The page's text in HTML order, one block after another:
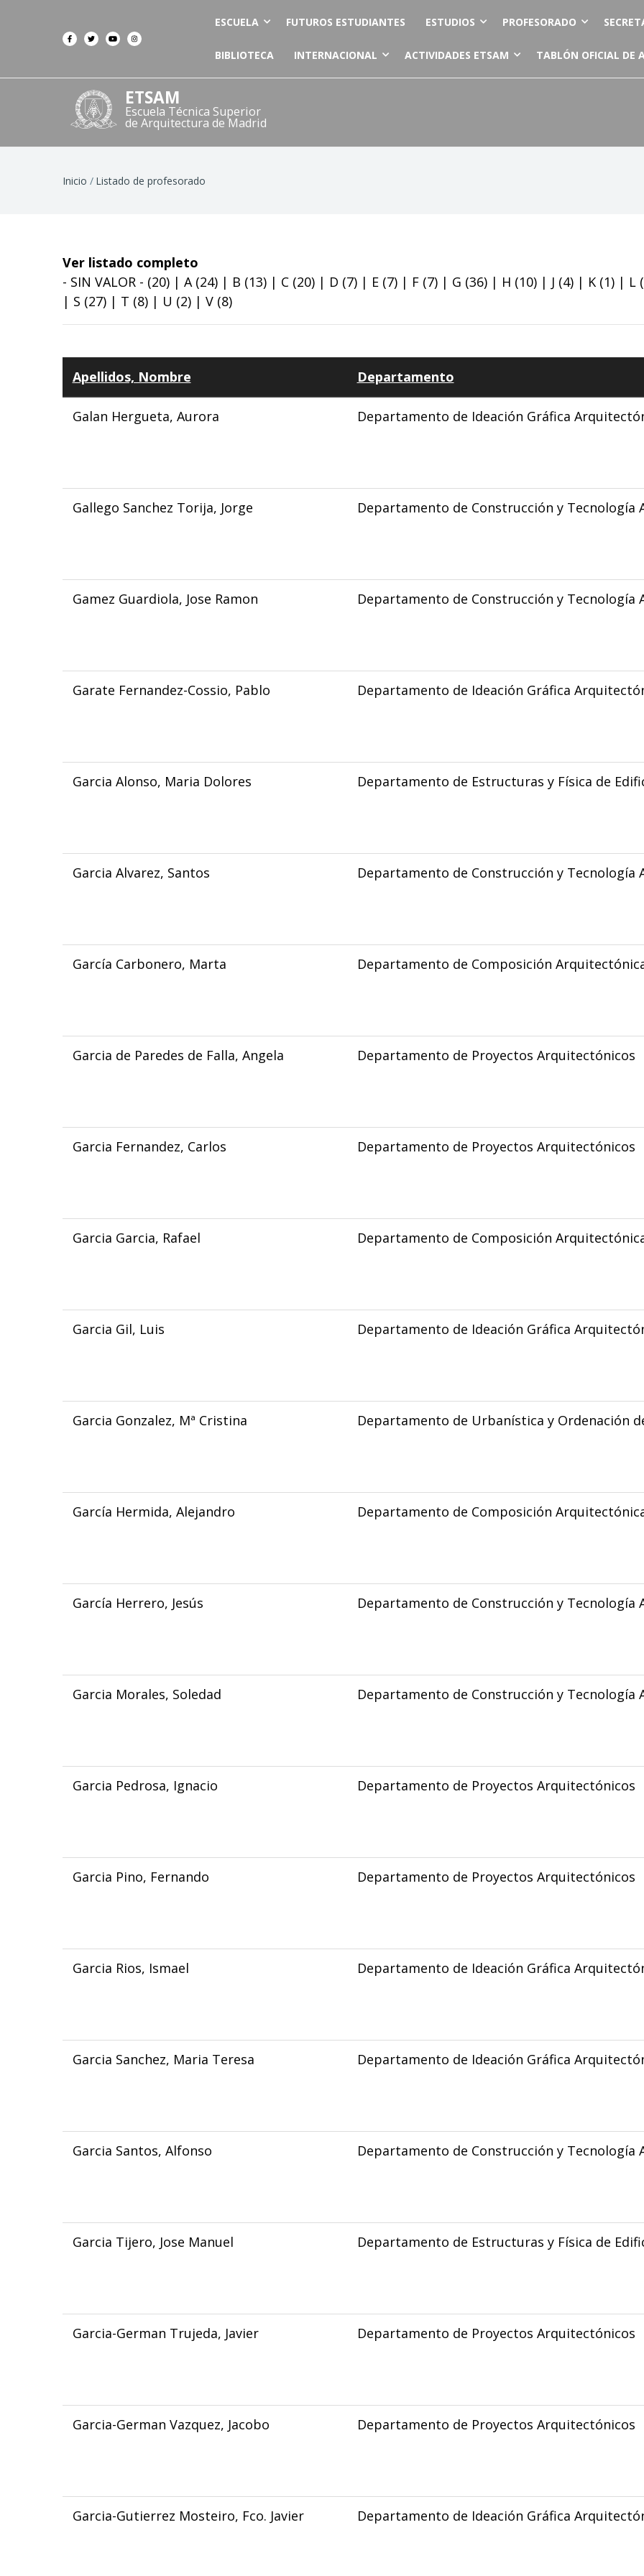
ESCUELA FUTUROS ESTUDIANTES ESTUDIOS PROFESORADO
BIBLIOTECA INTERNACIONAL ACTIVIDADES ETSAM TABLÓN OFICIAL DE
ETSAM
Escuela Técnica Superior
de Arquitectura de Madrid
Ruta
Inicio Listado de profesorado
Ver listado completo
- SIN VALOR - (20) | A(24) | B (13) | C (20) | D (7) | E (7) | F (7) | G (36) | H (10) | J (4) | K (1) | L
| S (27) | T (8) | U (2) | V (8)
Apellidos, Nombre Departamento
Galan Hergueta, Aurora Departamento de Ideación Gráfica
Gallego Sanchez Torija, Jorge Departamento de Construcción y Tecnología
Gamez Guardiola, Jose Ramon Departamento de Construcción y Tecnología
Garate Fernandez-Cossio, Pablo Departamento de Ideación Gráfica
Garcia Alonso, Maria Dolores Departamento de Estructuras y Física de
Garcia Alvarez, Santos Departamento de Construcción y Tecnología
García Carbonero, Marta Departamento de Composición
Garcia de Paredes de Falla, Angela Departamento de Proyectos Arquitectónicos
Garcia Fernandez, Carlos Departamento de Proyectos Arquitectónicos
Garcia Garcia, Rafael Departamento de Composición
Garcia Gil, Luis Departamento de Ideación Gráfica
Garcia Gonzalez, Mª Cristina Departamento de Urbanística y Ordenación
García Hermida, Alejandro Departamento de Composición
García Herrero, Jesús Departamento de Construcción y Tecnología
Garcia Morales, Soledad Departamento de Construcción y Tecnología
Garcia Pedrosa, Ignacio Departamento de Proyectos Arquitectónicos
Garcia Pino, Fernando Departamento de Proyectos Arquitectónicos
Garcia Rios, Ismael Departamento de Ideación Gráfica
Garcia Sanchez, Maria Teresa Departamento de Ideación Gráfica
Garcia Santos, Alfonso Departamento de Construcción y Tecnología
Garcia Tijero, Jose Manuel Departamento de Estructuras y Física de
Garcia-German Trujeda, Javier Departamento de Proyectos Arquitectónicos
Garcia-German Vazquez, Jacobo Departamento de Proyectos Arquitectónicos
Garcia-Gutierrez Mosteiro, Fco. Javier Departamento de Ideación Gráfica